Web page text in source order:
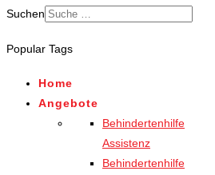
Suchen
for results.
Popular Tags
Home
Angebote
Behindertenhilfe
Assistenz
Behindertenhilfe